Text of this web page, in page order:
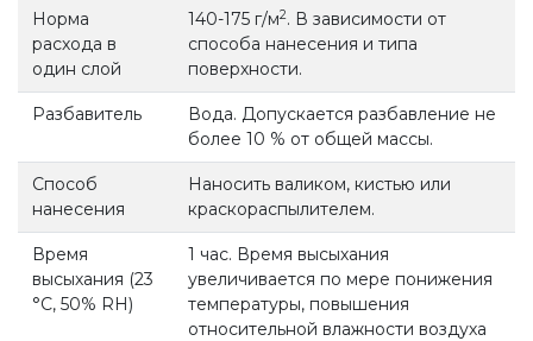
Норма
расхода в
один слой
140-175 г/м2. В зависимости от
способа нанесения и типа
поверхности.
Разбавитель
Вода. Допускается разбавление не
более 10 % от общей массы.
Способ
нанесения
Наносить валиком, кистью или
краскораспылителем.
Время
высыхания (23
°С, 50% RH)
1 час. Время высыхания
увеличивается по мере понижения
температуры, повышения
относительной влажности воздуха